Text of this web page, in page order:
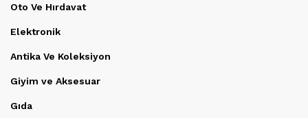
Oto Ve Hırdavat
Elektronik
Antika Ve Koleksiyon
Giyim ve Aksesuar
Gıda